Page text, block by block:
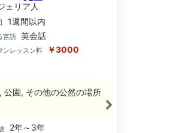
ェリア 人
1週間以内
言語 英会話
ンレッスン料 ￥3000
公園, その他の公然の場所
2年～3年